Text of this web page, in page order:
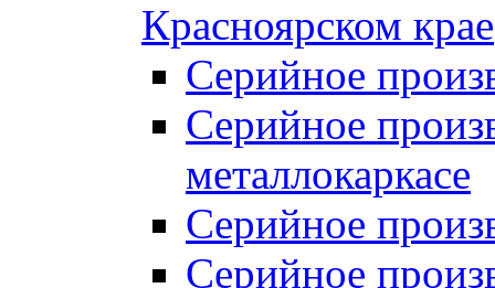
Красноярском крае
Серийное
Серийное
металлокаркасе
Серийное
Серийное